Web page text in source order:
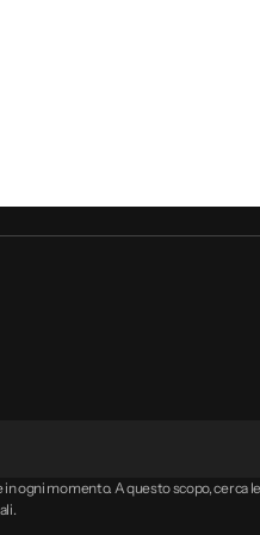
ogni momento. A questo scopo, cerca